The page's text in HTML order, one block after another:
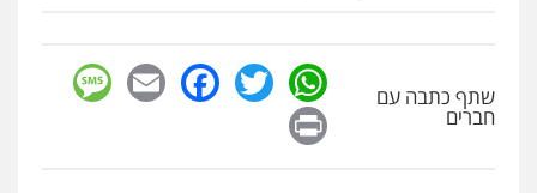
עו"ד שרון נהרי
צווארון לבן
בינלאומי הליכי הסגרה
שתף כתבה עם
חברים
WhatsApp
Twitter
Facebook
Email